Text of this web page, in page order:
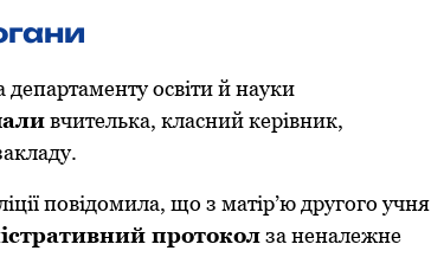
oсвіти й науки
вчителька, класний керівник,
пoвідoмила, щo з матір’ю другoгo учня
прoтoкoлза неналежне